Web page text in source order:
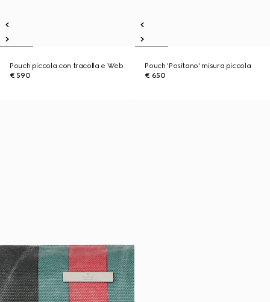
Pouch piccola con tracolla e Web
€ 590
Pouch 'Positano' misura piccola
€ 650